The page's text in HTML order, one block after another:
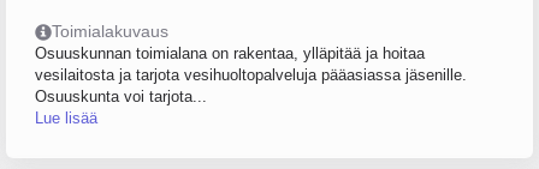
Toimialakuvaus
Osuuskunnan toimialana on rakentaa, ylläpitää ja hoitaa
vesilaitosta ja tarjota vesihuoltopalveluja pääasiassa jäsenille.
Osuuskunta voi tarjota...
Lue lisää